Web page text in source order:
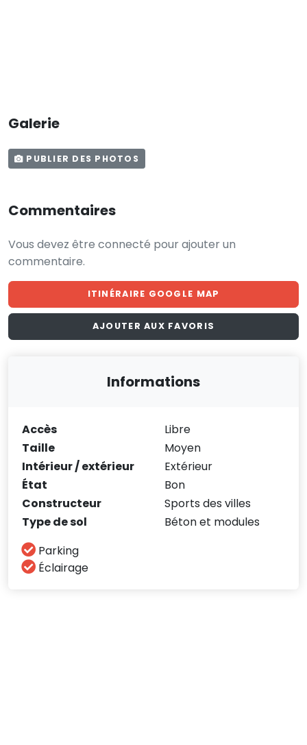
Galerie
PUBLIER DES PHOTOS
Commentaires
Vous devez être connecté pour ajouter un
commentaire.
ITINÉRAIRE GOOGLE MAP
AJOUTER AUX FAVORIS
Informations
Accès
Libre
Taille
Moyen
Intérieur / extérieur
Extérieur
État
Bon
Constructeur
Sports des villes
Type de sol
Béton et modules
Parking
Éclairage